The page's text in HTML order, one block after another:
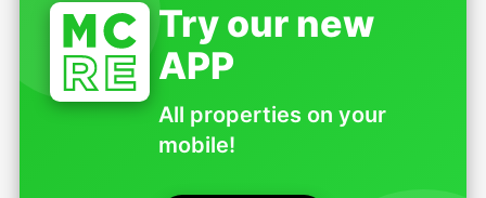
Try our new
APP
All properties on your
mobile!